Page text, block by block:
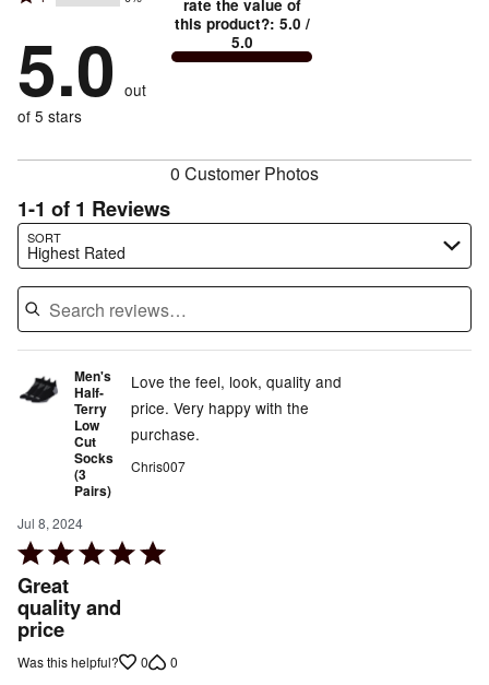
of
reviewers
by
of
reviewers
stars
0%
of
reviewers
by
0%
of
reviewers
stars
by
0%
of
5.0 out
of 5 stars
rate the value of
this product?: 5.0 /
5.0
0 Customer Photos
1-1 of 1 Reviews
SORT
Highest Rated
Search reviews…
Men's
Half-
Terry
Low
Cut
Socks
(3
Pairs)
Jul 8, 2024
Rated
5
out
of
5
Great
quality and
price
Love the feel, look, quality and
price. Very happy with the
purchase.
Chris007
Was this helpful? 0 0